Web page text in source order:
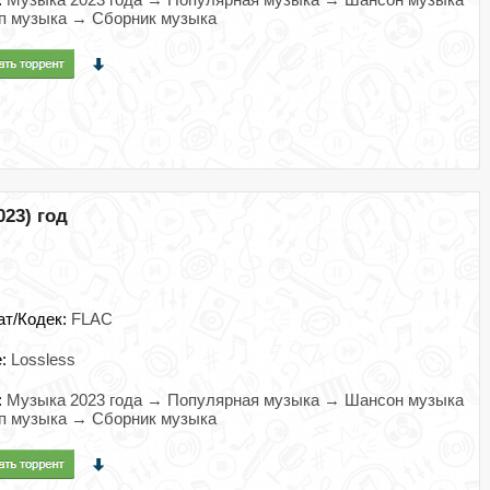
музыка → Сборник музыка
год
Кодек: FLAC
Lossless
Музыка 2023 года → Популярная музыка → Шансон музыка
музыка → Сборник музыка